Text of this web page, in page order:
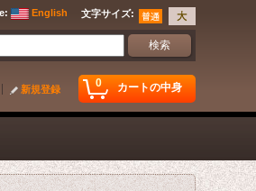
文字サイズ:
: English
0 カートの中身
新規登録